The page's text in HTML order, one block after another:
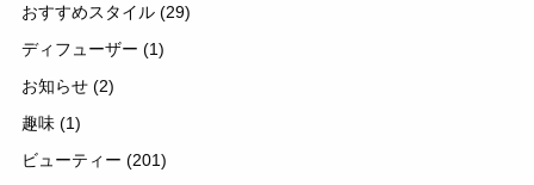
おすすめスタイル (29)
ディフューザー (1)
お知らせ (2)
趣味 (1)
ビューティー (201)